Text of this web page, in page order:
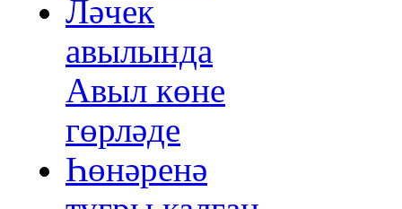
Ләчек
авылында
Авыл көне
гөрләде
Һөнәренә